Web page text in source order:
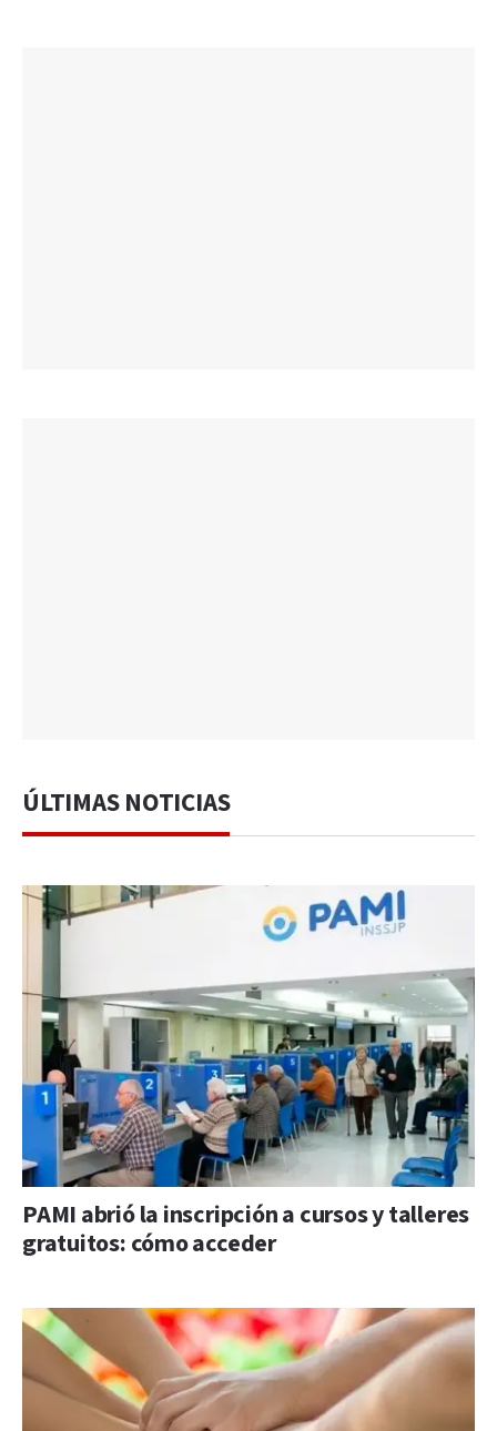
ÚLTIMAS NOTICIAS
PAMI abrió la inscripción a cursos y talleres
gratuitos: cómo acceder